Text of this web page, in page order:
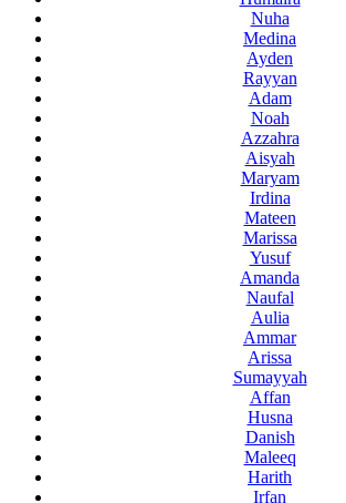
Nuha
Medina
Ayden
Rayyan
Adam
Noah
Azzahra
Aisyah
Maryam
Irdina
Mateen
Marissa
Yusuf
Amanda
Naufal
Aulia
Ammar
Arissa
Sumayyah
Affan
Husna
Danish
Maleeq
Harith
Irfan